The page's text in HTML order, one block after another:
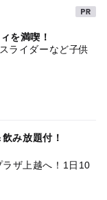
を満喫！
ライダーなど子供
み放題付！
ザ上越へ！1日10